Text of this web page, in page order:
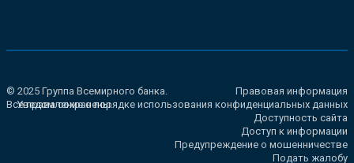
© 2025 Группа Всемирного банка.
Все права сохранены.
Правовая информация
Уведомление о порядке использования конфиденциальных данных
Доступность сайта
Доступ к информации
Предупреждение о мошенничестве
Подать жалобу